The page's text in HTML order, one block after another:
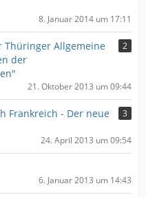
8. Januar 2014 um 17:11
Thüringer Allgemeine
der
2
21. Oktober 2013 um 09:44
Frankreich - Der neue
3
24. April 2013 um 09:54
6. Januar 2013 um 14:43